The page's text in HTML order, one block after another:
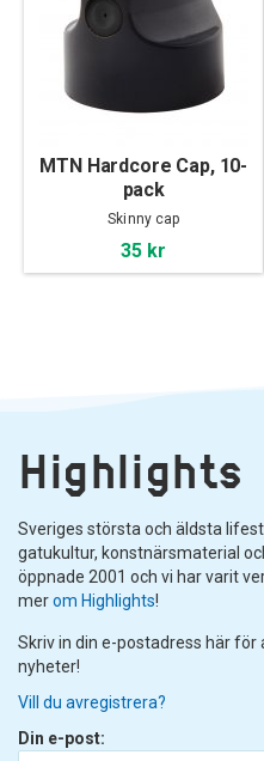
MTN Hardcore Cap, 10-
pack
Skinny cap
35 kr
Highlights
Sveriges största och äldsta
gatukultur, konstnärsmaterial
öppnade 2001 och vi har varit
merom Highlights!
Skriv in din e-postadress här för
nyheter!
Vill du avregistrera?
Din e-post: